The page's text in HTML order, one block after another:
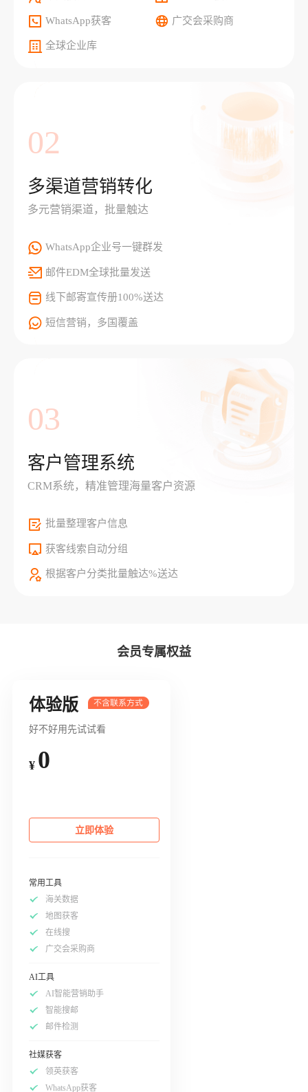
WhatsApp获客 广交会采购商
全球企业库
02
多渠道营销转化
多元营销渠道，批量触达
WhatsApp企业号一键群发
邮件EDM全球批量发送
线下邮寄宣传册100%送达
短信营销，多国覆盖
03
客户管理系统
CRM系统，精准管理海量客户资源
批量整理客户信息
获客线索自动分组
根据客户分类批量触达%送达
会员专属权益
体验版
好不好用先试试看
¥ 0
立即体验
常用工具
海关数据
地图获客
在线搜
广交会采购商
AI工具
AI智能营销助手
智能搜邮
邮件检测
社媒获客
领英获客
WhatsApp获客